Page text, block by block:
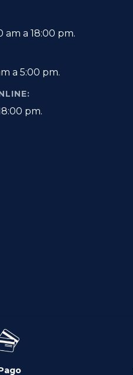
am a 18:00 pm.
a 5:00 pm.
pm.